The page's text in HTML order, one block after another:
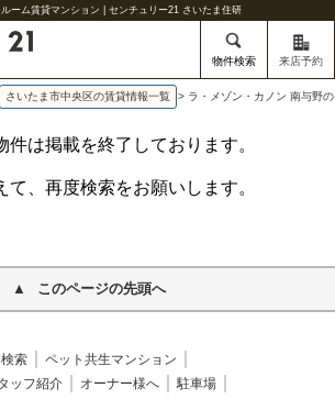
ーム賃貸マンション | センチュリー21 さいたま住研
物件検索 来店予約
さいたま市中央区の賃貸情報一覧 > ラ・メゾン・カノン 南与野
件は掲載を終了しております。
て、再度検索をお願いします。
このページの先頭へ
索
ペット共生マンション
ッフ紹介 オーナー様へ
駐車場